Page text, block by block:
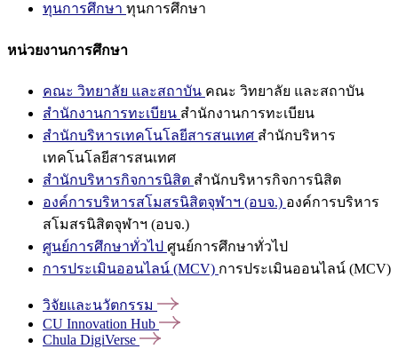
ทุนการศึกษา ทุนการศึกษา
หน่วยงานการศึกษา
คณะ วิทยาลัย และสถาบัน คณะ วิทยาลัย และสถาบัน
สำนักงานการทะเบียน สำนักงานการทะเบียน
สำนักบริหารเทคโนโลยีสารสนเทศ สำนักบริหาร
เทคโนโลยีสารสนเทศ
สำนักบริหารกิจการนิสิต สำนักบริหารกิจการนิสิต
องค์การบริหารสโมสรนิสิตจุฬาฯ (อบจ.) องค์การบริหาร
สโมสรนิสิตจุฬาฯ (อบจ.)
ศูนย์การศึกษาทั่วไป ศูนย์การศึกษาทั่วไป
การประเมินออนไลน์ (MCV) การประเมินออนไลน์ (MCV)
วิจัยและนวัตกรรม
CU Innovation Hub
Chula DigiVerse